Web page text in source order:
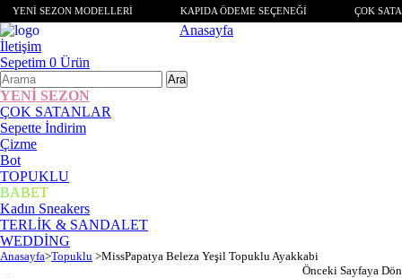
YENİ SEZON MODELLERİ KAPIDA ÖDEME SEÇENEĞİ ÇOK
Anasayfa
İletişim
Sepetim 0 Ürün
YENİ SEZON
ÇOK SATANLAR
Sepette İndirim
Çizme
Bot
TOPUKLU
BABET
Kadın Sneakers
TERLİK & SANDALET
WEDDİNG
Anasayfa>Topuklu >MissPapatya Beleza Yeşil Topuklu Ayakkabi
Önceki Sayfaya Dön